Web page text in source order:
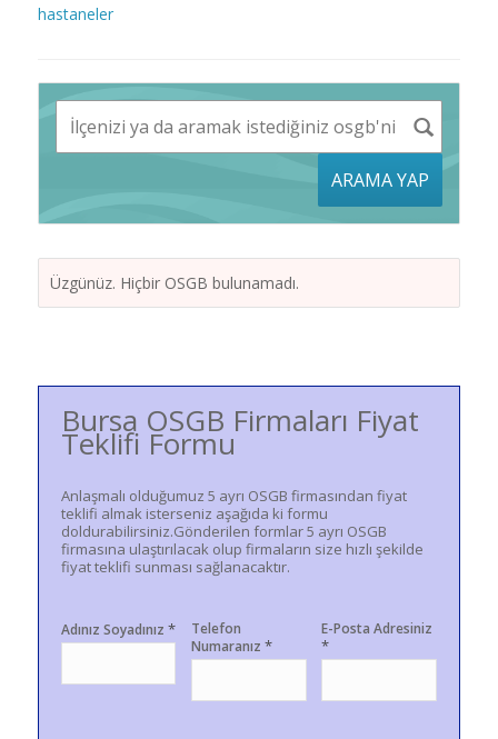
hastaneler
ARAMA YAP
Üzgünüz. Hiçbir OSGB bulunamadı.
Bursa OSGB Firmaları Fiyat
Teklifi Formu
Anlaşmalı olduğumuz 5 ayrı OSGB firmasından fiyat
teklifi almak isterseniz aşağıda ki formu
doldurabilirsiniz.Gönderilen formlar 5 ayrı OSGB
firmasına ulaştırılacak olup firmaların size hızlı şekilde
fiyat teklifi sunması sağlanacaktır.
Adınız Soyadınız *
Telefon
Numaranız*
E-Posta Adresiniz
*